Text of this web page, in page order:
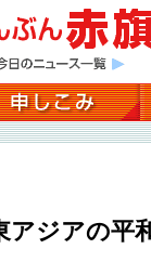
アジアの平